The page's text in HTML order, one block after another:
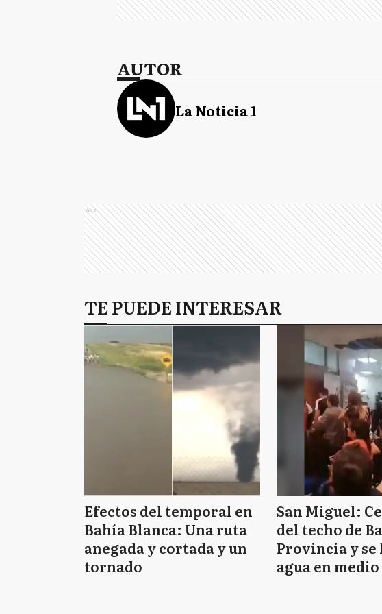
AUTOR
La Noticia 1
Ads
TE PUEDE INTERESAR
Efectos del temporal en
Bahía Blanca: Una ruta
anegada y cortada y un
tornado
San Miguel:
del techo de
Provincia y se
agua en